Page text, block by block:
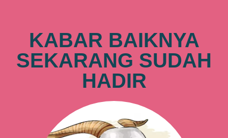
KABAR BAIKNYA
SEKARANG SUDAH
HADIR